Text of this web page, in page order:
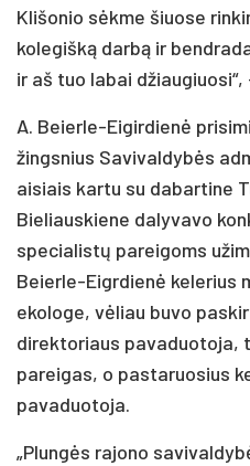
Klišonio sėkme šiuose
kolegišką darbą ir
ir aš tuo labai
A. Beierle-Eigirdienė
žingsnius Savivaldybės
aisiais kartu su dabartine
Bieliauskiene dalyvavo
specialistų pareigoms
Beierle-Eigrdienė kelerius
ekologe, vėliau buvo
direktoriaus pavaduotoja,
pareigas, o pastaruosius
pavaduotoja.
„Plungės rajono